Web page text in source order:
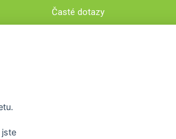
Časté dotazy
jste